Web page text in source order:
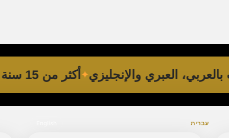
بالعربي، العبري والإنجليزي أكثر من 15 سنة خبرة
עברית